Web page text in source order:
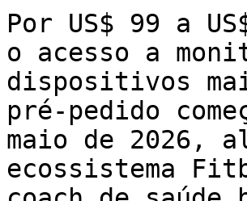
Por US$ 99 a
o acesso a
dispositivos
pré-pedido
maio de 2026,
ecossistema